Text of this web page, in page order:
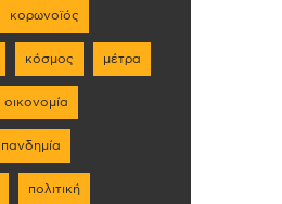
κορωνοϊός
κόσμος μέτρα
οικονομία
πανδημία
πολιτική